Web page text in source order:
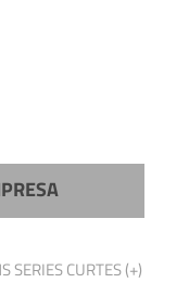
SERIES CURTES (+)